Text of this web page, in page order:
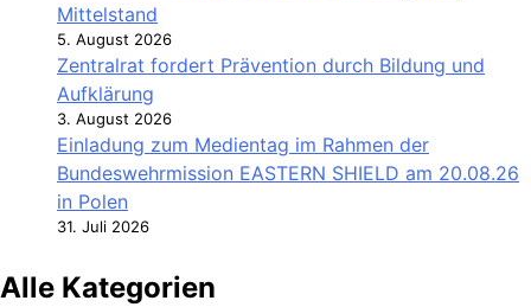
Mittelstand
5. August 2026
Zentralrat fordert Prävention durch Bildung und
Aufklärung
3. August 2026
Einladung zum Medientag im Rahmen der
Bundeswehrmission EASTERN SHIELD am 20.08.26
in Polen
31. Juli 2026
Alle Kategorien